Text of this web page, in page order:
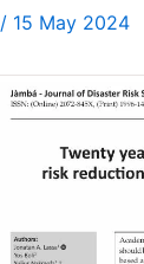
/ 15 May 2024